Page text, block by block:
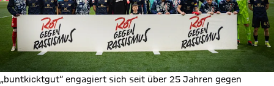
„buntkicktgut“ engagiert sich seit über 25 Jahren gegen